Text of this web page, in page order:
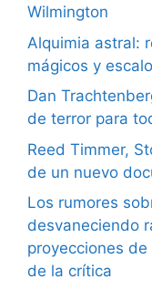
Wilmington
Alquimia astral:
mágicos y
Dan
de terror para
Reed Timmer,
de un nuevo
Los rumores
desvaneciendo
proyecciones
de la crítica